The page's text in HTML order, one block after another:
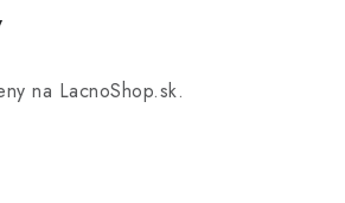
na LacnoShop.sk.